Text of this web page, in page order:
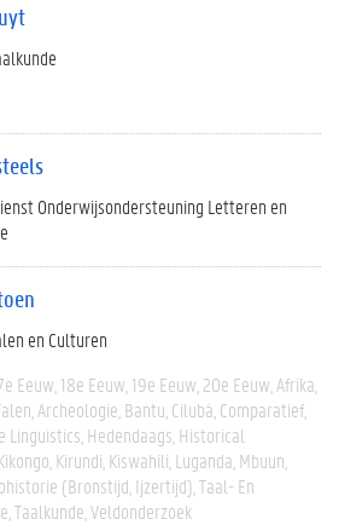
Onderwijsondersteuning Letteren en
en Culturen
Eeuw 18e Eeuw 19e Eeuw 20e Eeuw Afrika
Archeologie Bantu Cilubà Comparatief
Linguistics Hedendaags Historical
Kirundi Kiswahili Luganda Mbuun
(bronstijd, Ijzertijd) Taal- En
Taalkunde Veldonderzoek